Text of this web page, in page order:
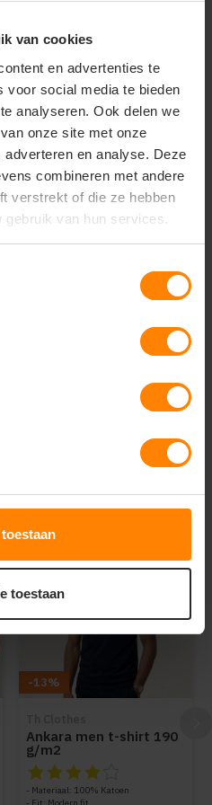
van cookies
en advertenties te
voor social media te bieden
analyseren. Ook delen we
onze site met onze
en analyse. Deze
combineren met andere
verstrekt of die ze hebben
van hun services.
toestaan
pasvorm
ook leuk
-13%
Ankara men t-shirt 190
g/m2
De beoordeling van dit
Materiaal: 100% Katoen
Fit: Modern fit